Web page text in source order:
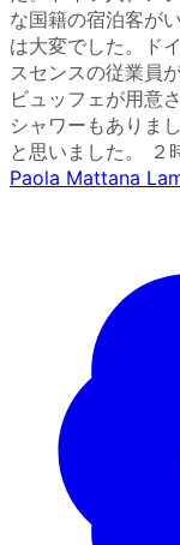
な国籍の宿泊客が
は大変でした。ド
スセンスの従業員
ビュッフェが用意
シャワーもありま
と思いました。 ２
Paola Mattana